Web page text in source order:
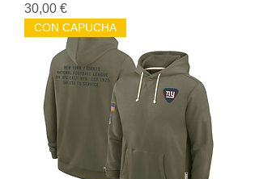
Precio
30,00 €
CON CAPUCHA